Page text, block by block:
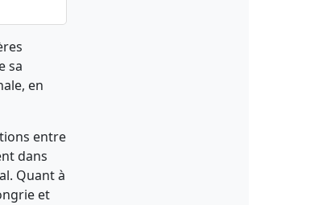
sa
en
entre
dans
Quant à
et